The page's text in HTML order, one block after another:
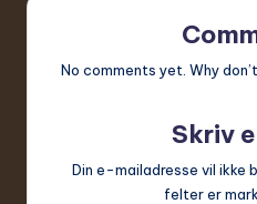
No comments yet. Why
Skriv
Din e-mailadresse vil ikke
felter er